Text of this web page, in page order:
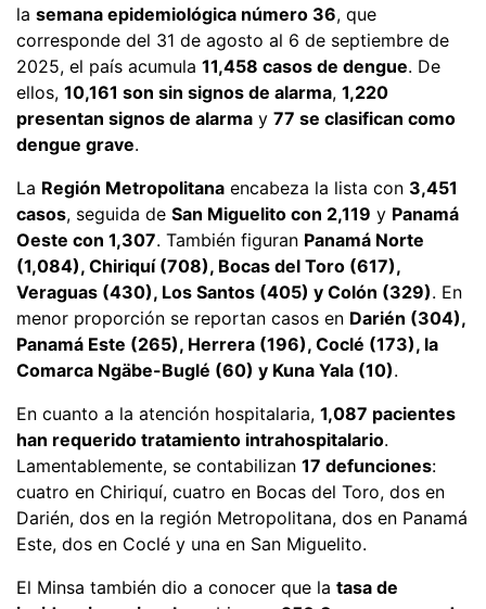
la semana epidemiológica número 36, que
corresponde del 31 de agosto al 6 de septiembre de
2025, el país acumula 11,458 casos de dengue. De
ellos, 10,161 son sin signos de alarma, 1,220
presentan signos de alarma y 77 se clasifican como
dengue grave.
La Región Metropolitana encabeza la lista con 3,451
casos, seguida de San Miguelito con 2,119 y Panamá
Oeste con 1,307. También figuran Panamá Norte
(1,084), Chiriquí (708), Bocas del Toro (617),
Veraguas (430), Los Santos (405) y Colón (329). En
menor proporción se reportan casos en Darién (304),
Panamá Este (265), Herrera (196), Coclé (173), la
Comarca Ngäbe-Buglé (60) y Kuna Yala (10).
En cuanto a la atención hospitalaria, 1,087 pacientes
han requerido tratamiento intrahospitalario.
Lamentablemente, se contabilizan 17 defunciones:
cuatro en Chiriquí, cuatro en Bocas del Toro, dos en
Darién, dos en la región Metropolitana, dos en Panamá
Este, dos en Coclé y una en San Miguelito.
El Minsa también dio a conocer que la tasa de